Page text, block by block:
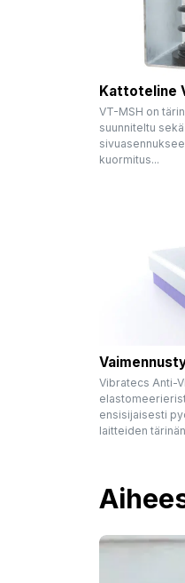
Kattoteline
VT-MSH on
suunniteltu
kuormitus...
Vibratecs Anti-
ensisijaisesti
laitteiden